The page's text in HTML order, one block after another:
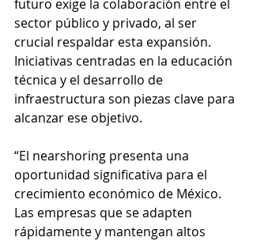
futuro exige la colaboración entre el
sector público y privado, al ser
crucial respaldar esta expansión.
Iniciativas centradas en la educación
técnica y el desarrollo de
infraestructura son piezas clave para
alcanzar ese objetivo.
“El nearshoring presenta una
oportunidad significativa para el
crecimiento económico de México.
Las empresas que se adapten
rápidamente y mantengan altos